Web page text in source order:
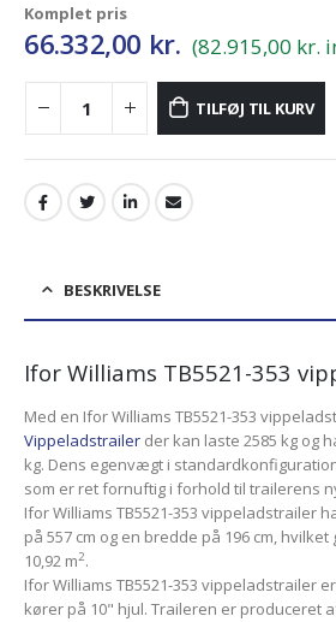
Komplet pris
66.332,00 kr. (82.915,00 kr.
TILFØJ TIL KURV
BESKRIVELSE
Ifor Williams TB5521-353
Med en Ifor Williams TB5521-353
Vippeladstrailer der kan laste 2585 kg og
kg. Dens egenvægt i
som er ret fornuftig i forhold til trailerens
Ifor Williams TB5521-353 vippeladstrailer
på 557 cm og en bredde på 196 cm,
10,92 m2.
Ifor Williams TB5521-353 vippeladstrailer
kører på 10" hjul. Traileren er produceret